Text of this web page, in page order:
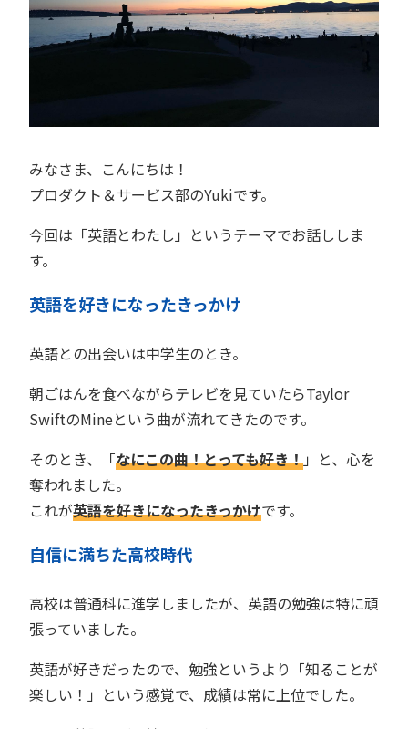
みなさま、こんにちは！
プロダクト＆サービス部のYukiです。
今回は「英語とわたし」というテーマでお話ししま
す。
英語を好きになったきっかけ
英語との出会いは中学生のとき。
朝ごはんを食べながらテレビを見ていたらTaylor
SwiftのMineという曲が流れてきたのです。
そのとき、「なにこの曲！とっても好き！」と、心を
奪われました。
これが英語を好きになったきっかけです。
自信に満ちた高校時代
高校は普通科に進学しましたが、英語の勉強は特に頑
張っていました。
英語が好きだったので、勉強というより「知ることが
楽しい！」という感覚で、成績は常に上位でした。